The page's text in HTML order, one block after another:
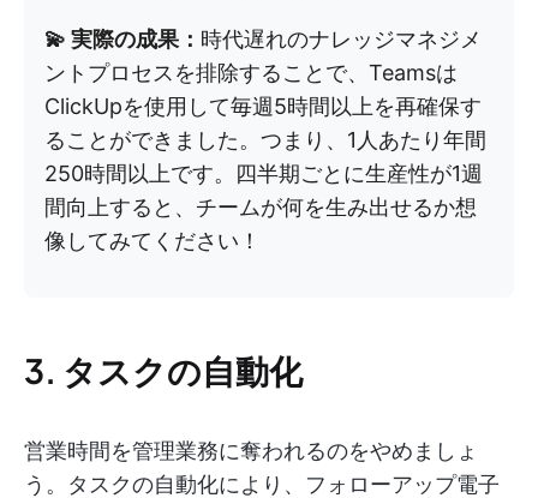
💫 実際の成果： 時代遅れのナレッジマネジメ
ントプロセスを排除することで、Teamsは
ClickUpを使用して毎週5時間以上を再確保す
ることができました。つまり、1人あたり年間
250時間以上です。四半期ごとに生産性が1週
間向上すると、チームが何を生み出せるか想
像してみてください！
3. タスクの自動化
営業時間を管理業務に奪われるのをやめましょ
う。 タスクの自動化により、フォローアップ電子